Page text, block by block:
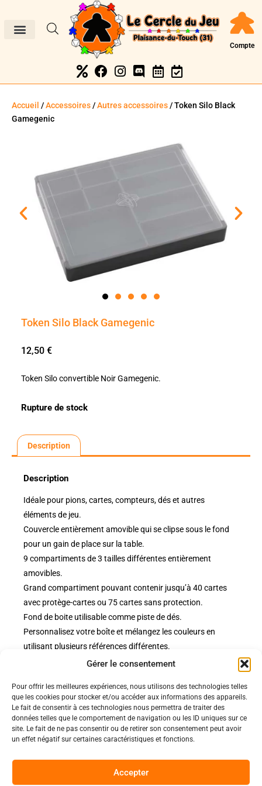
Gérer le consentement
Pour offrir les meilleures expériences, nous utilisons des technologies telles
que les cookies pour stocker et/ou accéder aux informations des appareils.
Le fait de consentir à ces technologies nous permettra de traiter des
données telles que le comportement de navigation ou les ID uniques sur ce
site. Le fait de ne pas consentir ou de retirer son consentement peut avoir
un effet négatif sur certaines caractéristiques et fonctions.
Accepter
Compte
Accueil /Accessoires/Autres accessoires/ Token Silo Black
Gamegenic
Token Silo Black Gamegenic
12,50 €
Token Silo convertible Noir Gamegenic.
Rupture de stock
Description
Description
Idéale pour pions, cartes, compteurs, dés et autres
éléments de jeu.
Couvercle entièrement amovible qui se clipse sous le fond
pour un gain de place sur la table.
9 compartiments de 3 tailles différentes entièrement
amovibles.
Grand compartiment pouvant contenir jusqu’à 40 cartes
avec protège-cartes ou 75 cartes sans protection.
Fond de boite utilisable comme piste de dés.
Personnalisez votre boîte et mélangez les couleurs en
utilisant plusieurs références différentes.
Nos pages
Nos évènements
Nous contacter
Politiques
Politique de confidentialité
Nos conditions de vente et livraison
Code de conduite